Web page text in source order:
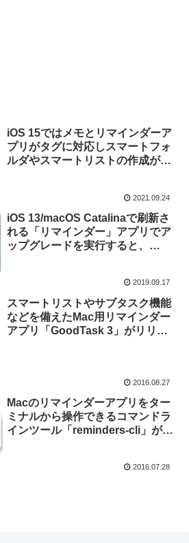
iOS 15ではメモとリマインダーア
プリがタグに対応しスマートフォ
ルダやスマートリストの作成が可
2021.09.24
iOS 13/macOS Catalinaで刷新さ
れる「リマインダー」アプリでア
ップグレードを実行すると、
削除されてしまうので注意を。
2019.09.17
スマートリストやサブタスク機能
などを備えたMac用リマインダー
アプリ「GoodTask 3」がリリー
2016.08.27
Macのリマインダーアプリをター
ミナルから操作できるコマンドラ
インツール「reminders-cli」がリ
2016.07.28